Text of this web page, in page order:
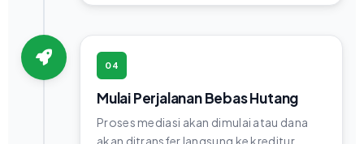
04
Mulai Perjalanan Bebas Hutang
Proses mediasi akan dimulai atau dana
akan ditransfer langsung ke kreditur.